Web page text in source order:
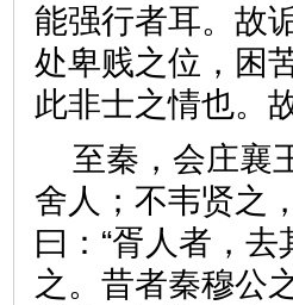
能强行者耳。故
处卑贱之位，困
此非士之情也
至秦，会庄襄
舍人；不韦贤之
曰：“胥人者，
之。昔者秦穆公